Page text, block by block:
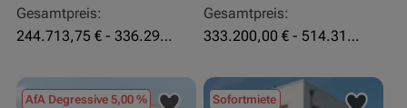
Gesamtpreis:
244.713,75 € - 336.292 €
Gesamtpreis:
333.200,00 € - 514.310,00 €
AfA Degressive 5,00 % Sofortmiete